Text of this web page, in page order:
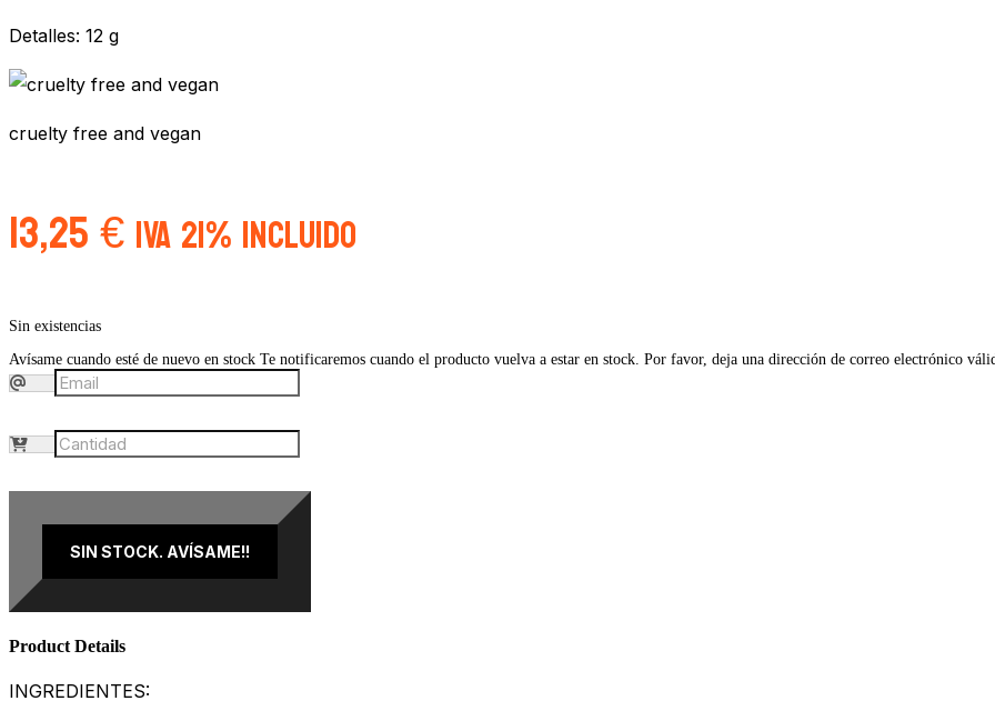
Detalles: 12 g
cruelty free and vegan
13,25€IVA 21% Incluido
Sin existencias
Avísame cuando esté de nuevo en stock Te notificaremos cuando el producto vuelva a estar en stock. Por favor, deja una dirección de correo electrónico
SIN STOCK. AVÍSAME!!
Product Details
INGREDIENTES: